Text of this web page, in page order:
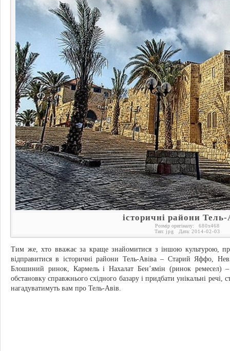
історичні райони Тель-
Розмір оригіналу: 680x468
Тип: jpg Дата: 2014-02-03
Тим же, хто вважає за краще знайомитися з іншою культурою,
відправитися в історичні райони Тель-Авіва – Старий Яффо,
Блошиний ринок, Кармель і Нахалат Бен’ямін (ринок ремесел)
обстановку справжнього східного базару і придбати унікальні речі,
нагадуватимуть вам про Тель-Авів.